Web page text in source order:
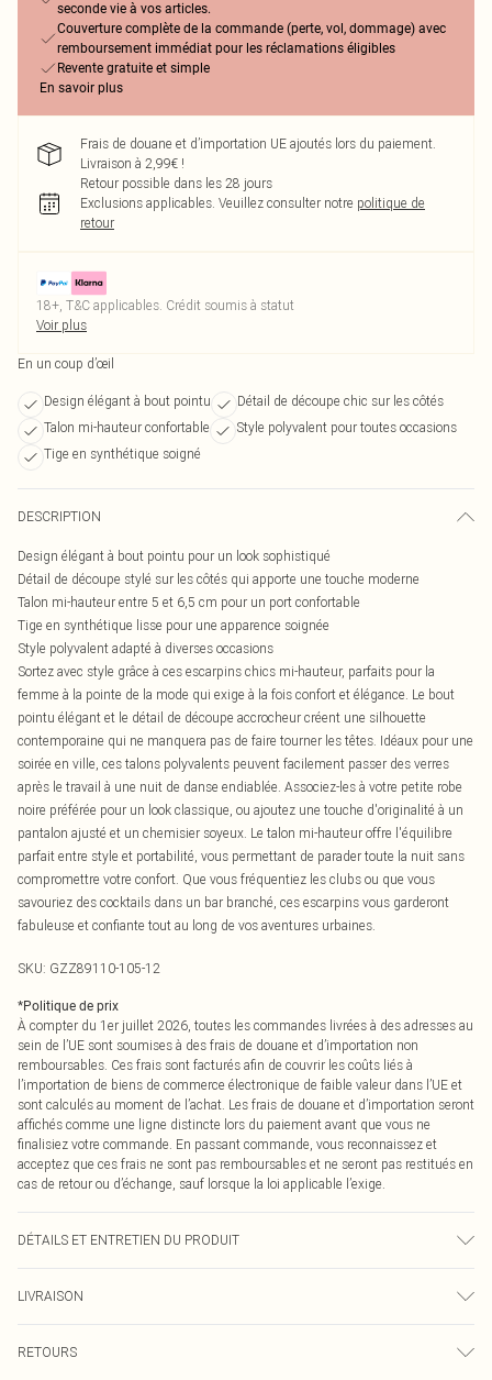
seconde vie à vos articles.
Couverture complète de la commande (perte, vol, dommage) avec
remboursement immédiat pour les réclamations éligibles
Revente gratuite et simple
En savoir plus
Frais de douane et d’importation UE ajoutés lors du paiement.
Livraison à 2,99€ !
Retour possible dans les 28 jours
Exclusions applicables. Veuillez consulter notre politique de
retour
18+, T&C applicables. Crédit soumis à statut
Voir plus
En un coup d’œil
Design élégant à bout pointu
Détail de découpe chic sur les côtés
Talon mi-hauteur confortable
Style polyvalent pour toutes occasions
Tige en synthétique soigné
DESCRIPTION
Design élégant à bout pointu pour un look sophistiqué
Détail de découpe stylé sur les côtés qui apporte une touche moderne
Talon mi-hauteur entre 5 et 6,5 cm pour un port confortable
Tige en synthétique lisse pour une apparence soignée
Style polyvalent adapté à diverses occasions
Sortez avec style grâce à ces escarpins chics mi-hauteur, parfaits pour la
femme à la pointe de la mode qui exige à la fois confort et élégance. Le bout
pointu élégant et le détail de découpe accrocheur créent une silhouette
contemporaine qui ne manquera pas de faire tourner les têtes. Idéaux pour une
soirée en ville, ces talons polyvalents peuvent facilement passer des verres
après le travail à une nuit de danse endiablée. Associez-les à votre petite robe
noire préférée pour un look classique, ou ajoutez une touche d'originalité à un
pantalon ajusté et un chemisier soyeux. Le talon mi-hauteur offre l'équilibre
parfait entre style et portabilité, vous permettant de parader toute la nuit sans
compromettre votre confort. Que vous fréquentiez les clubs ou que vous
savouriez des cocktails dans un bar branché, ces escarpins vous garderont
fabuleuse et confiante tout au long de vos aventures urbaines.
SKU: GZZ89110-105-12
*Politique de prix
À compter du 1er juillet 2026, toutes les commandes livrées à des adresses au
sein de l’UE sont soumises à des frais de douane et d’importation non
remboursables. Ces frais sont facturés afin de couvrir les coûts liés à
l’importation de biens de commerce électronique de faible valeur dans l’UE et
sont calculés au moment de l’achat. Les frais de douane et d’importation seront
affichés comme une ligne distincte lors du paiement avant que vous ne
finalisiez votre commande. En passant commande, vous reconnaissez et
acceptez que ces frais ne sont pas remboursables et ne seront pas restitués en
cas de retour ou d’échange, sauf lorsque la loi applicable l’exige.
DÉTAILS ET ENTRETIEN DU PRODUIT
synthétiques
LIVRAISON
RETOURS